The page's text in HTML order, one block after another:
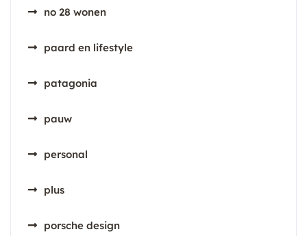
no 28 wonen
paard en lifestyle
patagonia
pauw
personal
plus
porsche design